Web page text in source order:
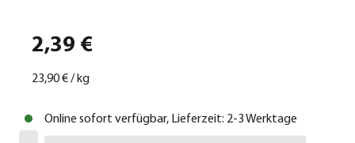
2,39 €
23,90 €/kg
Online sofort verfügbar, Lieferzeit: 2-3 Werktage